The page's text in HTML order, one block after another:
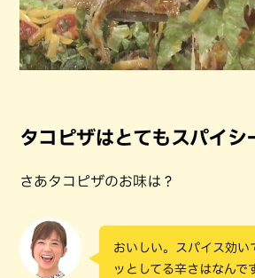
タコピザはとてもスパイシ
さあタコピザのお味は？
おいしい。スパイス効い
ッとしてる辛さはなんで